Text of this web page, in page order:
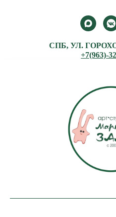
СПБ, УЛ.
+7(963)-